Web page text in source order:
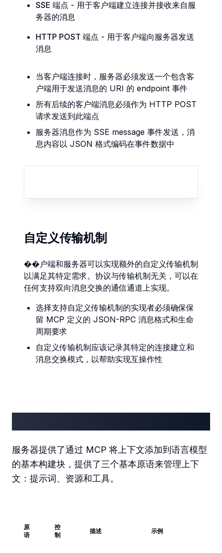
SSE 端点 - 用于客户端建立连接并接收来自服
务器的消息
HTTP POST 端点 - 用于客户端向服务器发送
消息
当客户端连接时，服务器必须发送一个包含客
户端用于发送消息的 URI 的 endpoint 事件
所有后续的客户端消息必须作为 HTTP POST
请求发送到此端点
服务器消息作为 SSE message 事件发送，消
息内容以 JSON 格式编码在事件数据中
自定义传输机制
��户端和服务器可以实现额外的自定义传输机制
以满足其特定需求。协议与传输机制无关，可以在
任何支持双向消息交换的通信通道上实现。
选择支持自定义传输机制的实现者必须确保保
留 MCP 定义的 JSON-RPC 消息格式和生命
周期要求
自定义传输机制应该记录其特定的连接建立和
消息交换模式，以帮助实现互操作性
服务器提供了通过 MCP 将上下文添加到语言模型
的基本构建块，提供了三个基本原语来管理上下
文：提示词、资源和工具。
原
语
控
制
描述 示例